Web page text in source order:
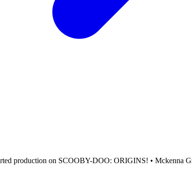
production on SCOOBY-DOO: ORIGINS! • Mckenna